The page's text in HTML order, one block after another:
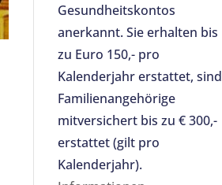
Gesundheitskontos
anerkannt. Sie erhalten bis
zu Euro 150,- pro
Kalenderjahr erstattet, sind
Familienangehörige
mitversichert bis zu € 300,-
erstattet (gilt pro
Kalenderjahr).